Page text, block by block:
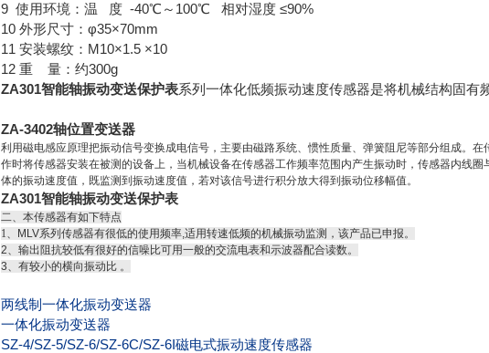
9 使用环境：温 度 -40℃～100℃ 相对湿度 ≤90%
10 外形尺寸：φ35×70mm
11 安装螺纹：M10×1.5 ×10
12 重 量：约300g
ZA301智能轴振动变送保护表系列一体化低频振动速度传感器是将机械结构固有
ZA-3402轴位置变送器
利用磁电感应原理把振动信号变换成电信号，主要由磁路系统、惯性质量、弹簧阻尼等部分组成。
作时将传感器安装在被测的设备上，当机械设备在传感器工作频率范围内产生振动时，传感器内线
体的振动速度值，既监测到振动速度值，若对该信号进行积分放大得到振动位移幅值。
ZA301智能轴振动变送保护表
二、本传感器有如下特点
1、MLV系列传感器有很低的使用频率,适用转速低频的机械振动监测，该产品已申报。
2、输出阻抗较低有很好的信噪比可用一般的交流电表和示波器配合读数。
3、有较小的横向振动比 。
两线制一体化振动变送器
一体化振动变送器
SZ-4/SZ-5/SZ-6/SZ-6C/SZ-6I磁电式振动速度传感器